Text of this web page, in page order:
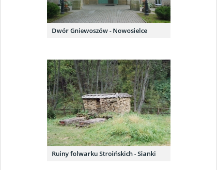
Dwór Gniewoszów - Nowosielce
Ruiny folwarku Stroińskich - Sianki